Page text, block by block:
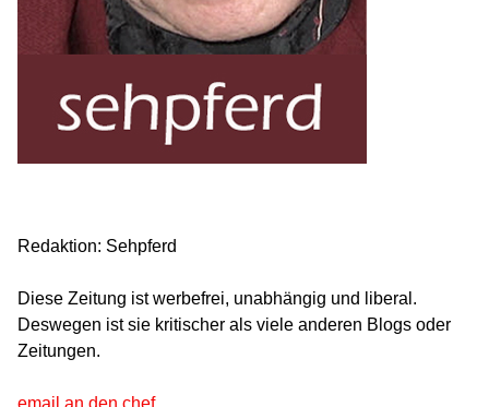
Redaktion: Sehpferd
Diese Zeitung ist werbefrei, unabhängig und liberal.
Deswegen ist sie kritischer als viele anderen Blogs oder
Zeitungen.